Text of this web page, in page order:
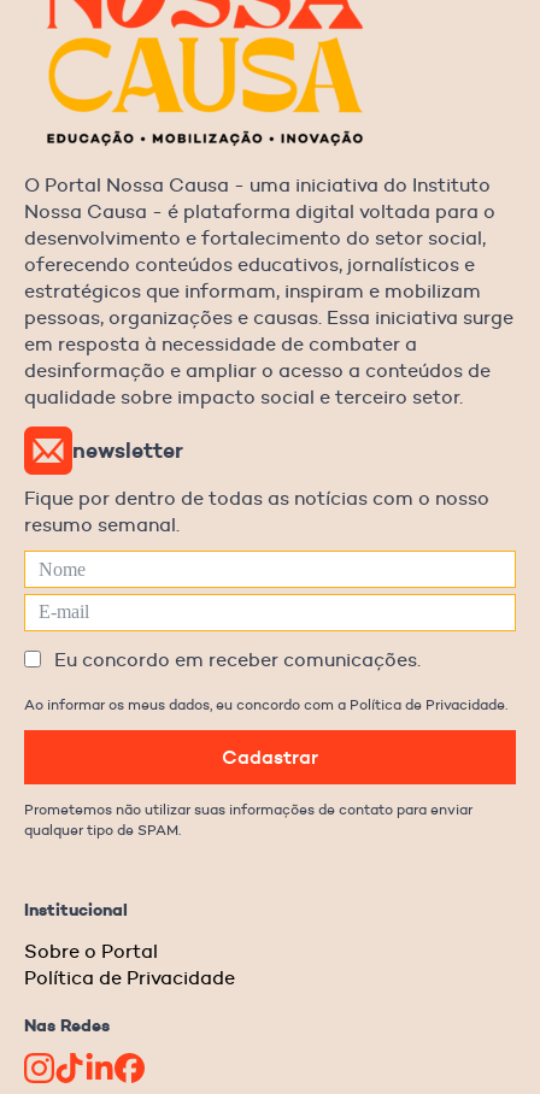
O Portal Nossa Causa - uma iniciativa do Instituto
Nossa Causa - é plataforma digital voltada para o
desenvolvimento e fortalecimento do setor social,
oferecendo conteúdos educativos, jornalísticos e
estratégicos que informam, inspiram e mobilizam
pessoas, organizações e causas. Essa iniciativa surge
em resposta à necessidade de combater a
desinformação e ampliar o acesso a conteúdos de
qualidade sobre impacto social e terceiro setor.
Institucional
Sobre o Portal
Política de Privacidade
Nas Redes
newsletter
Fique por dentro de todas as notícias com o nosso
resumo semanal.
Eu concordo em receber comunicações.
Ao informar os meus dados, eu concordo com a Política de Privacidade.
Cadastrar
Prometemos não utilizar suas informações de contato para enviar
qualquer tipo de SPAM.